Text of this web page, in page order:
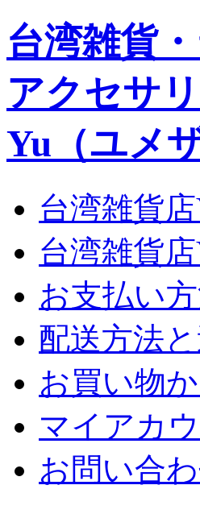
台湾雑貨
アクセサ
Yu（ユメ
台湾雑貨
台湾雑貨
お支払い
配送方法
お買い物
マイアカ
お問い合